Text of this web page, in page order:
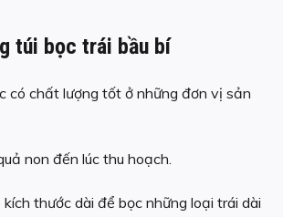
túi bọc trái bầu bí
có chất lượng tốt ở những đơn vị sản
non đến lúc thu hoạch.
kích thước dài để bọc những loại trái dài